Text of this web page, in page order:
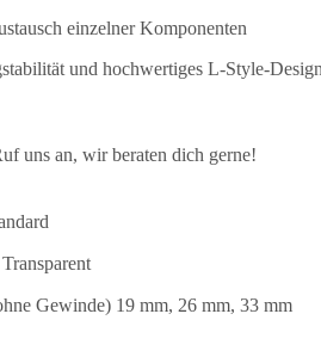
einzelner Komponenten
und hochwertiges L-Style-Design
uns an, wir beraten dich gerne!
Gewinde) 19 mm, 26 mm, 33 mm